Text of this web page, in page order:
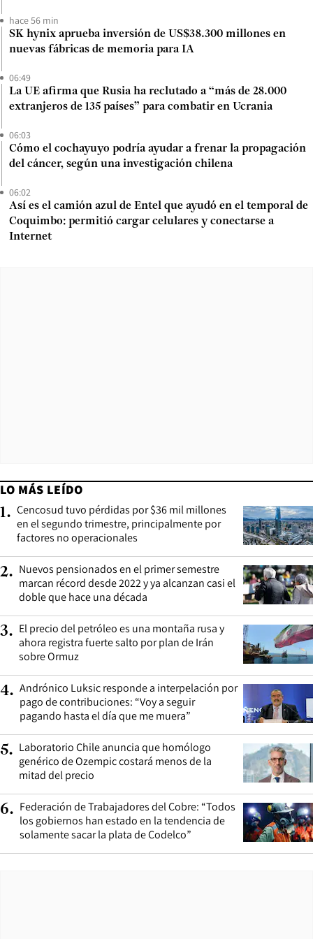
hace 56 min
SK hynix aprueba inversión de US$38.300 millones en
nuevas fábricas de memoria para IA
06:49
La UE afirma que Rusia ha reclutado a “más de 28.000
extranjeros de 135 países” para combatir en Ucrania
06:03
Cómo el cochayuyo podría ayudar a frenar la propagación
del cáncer, según una investigación chilena
06:02
Así es el camión azul de Entel que ayudó en el temporal de
Coquimbo: permitió cargar celulares y conectarse a
Internet
LO MÁS LEÍDO
1. Cencosud tuvo pérdidas por $36 mil millones
en el segundo trimestre, principalmente por
factores no operacionales
2. Nuevos pensionados en el primer semestre
marcan récord desde 2022 y ya alcanzan casi el
doble que hace una década
3. El precio del petróleo es una montaña rusa y
ahora registra fuerte salto por plan de Irán
sobre Ormuz
4. Andrónico Luksic responde a interpelación por
pago de contribuciones: “Voy a seguir
pagando hasta el día que me muera”
5. Laboratorio Chile anuncia que homólogo
genérico de Ozempic costará menos de la
mitad del precio
6. Federación de Trabajadores del Cobre: “Todos
los gobiernos han estado en la tendencia de
solamente sacar la plata de Codelco”